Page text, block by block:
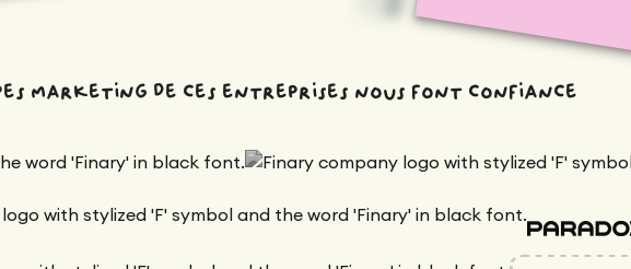
marketing de ces entreprises nous font confiance